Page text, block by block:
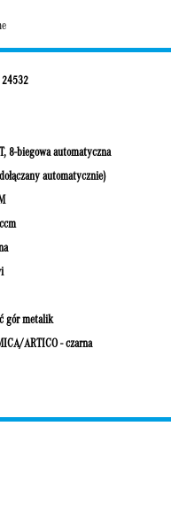
8-biegowa automatyczna
automatycznie)
gór metalik
ARTICO - czarna